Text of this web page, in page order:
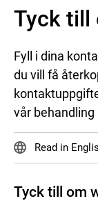
Tyck till
Fyll i dina
du vill få
vår
Read in
Tyck till om